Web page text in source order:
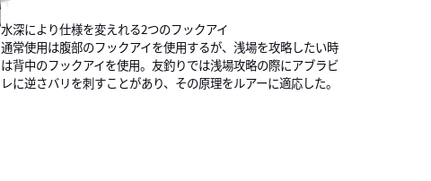
水深により仕様を変えれる2つのフックアイ
通常使用は腹部のフックアイを使用するが、浅場を攻略したい時
は背中のフックアイを使用。友釣りでは浅場攻略の際にアブラビ
レに逆さバリを刺すことがあり、その原理をルアーに適応した。